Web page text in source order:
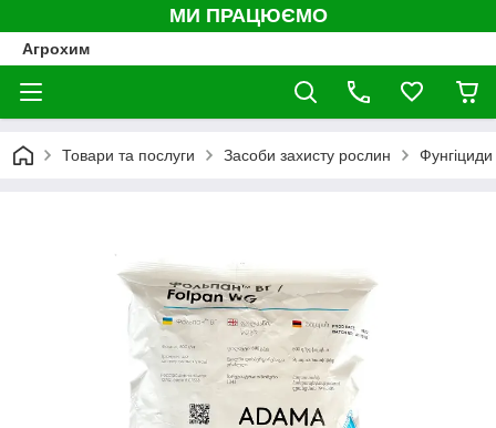
МИ ПРАЦЮЄМО
Агрохим
Товари та послуги Засоби захисту рослин Фунгіциди